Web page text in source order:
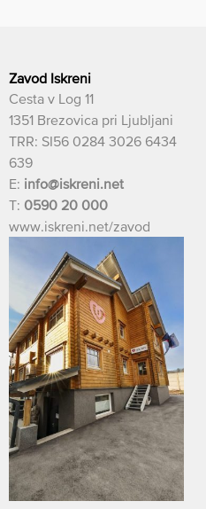
Zavod Iskreni
Cesta v Log 11
1351 Brezovica pri Ljubljani
TRR: SI56 0284 3026 6434
639
E: info@iskreni.net
T: 0590 20 000
www.iskreni.net/zavod